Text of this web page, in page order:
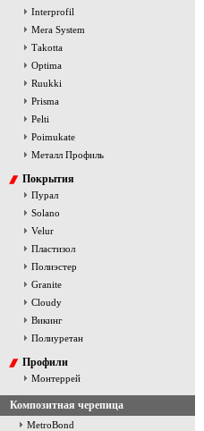
Interprofil
Mera System
Тakotta
Optima
Ruukki
Prisma
Pelti
Poimukate
Металл Профиль
Покрытия
Пурал
Solano
Velur
Пластизол
Полиэстер
Granite
Cloudy
Викинг
Полиуретан
Профили
Монтеррей
Композитная черепица
MetroBond